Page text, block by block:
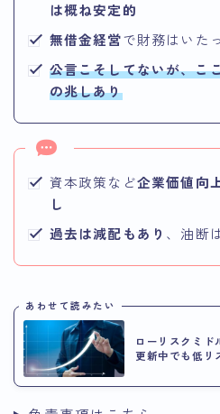
は概ね安定的
無借金経営で財務はいた
公言こそしてないが、こ
の兆しあり
資本政策など企業価値向
し
過去は減配もあり 、油断
あわせて読みたい
ローリスクミド
更新中でも低リ